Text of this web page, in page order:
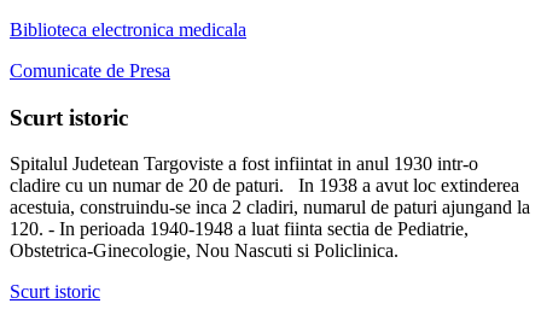
Biblioteca electronica medicala
Comunicate de Presa
Scurt istoric
Spitalul Judetean Targoviste a fost infiintat in anul 1930 intr-o
cladire cu un numar de 20 de paturi. In 1938 a avut loc extinderea
acestuia, construindu-se inca 2 cladiri, numarul de paturi ajungand la
120. - In perioada 1940-1948 a luat fiinta sectia de Pediatrie,
Obstetrica-Ginecologie, Nou Nascuti si Policlinica.
Scurt istoric